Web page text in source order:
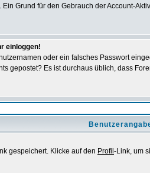
Grund für den Gebrauch der Account-
einloggen!
oder ein falsches Passwort
gepostet? Es ist durchaus üblich, dass
gespeichert. Klicke auf den Profil -Link, um